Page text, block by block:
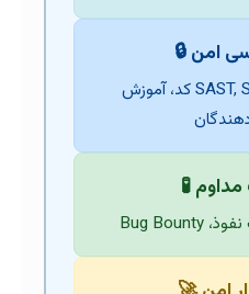
SAST, SCA, Peer Review کد، آموزش